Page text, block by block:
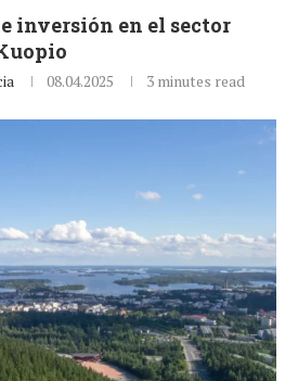
inversión en el sector
08.04.2025 3 minutes read